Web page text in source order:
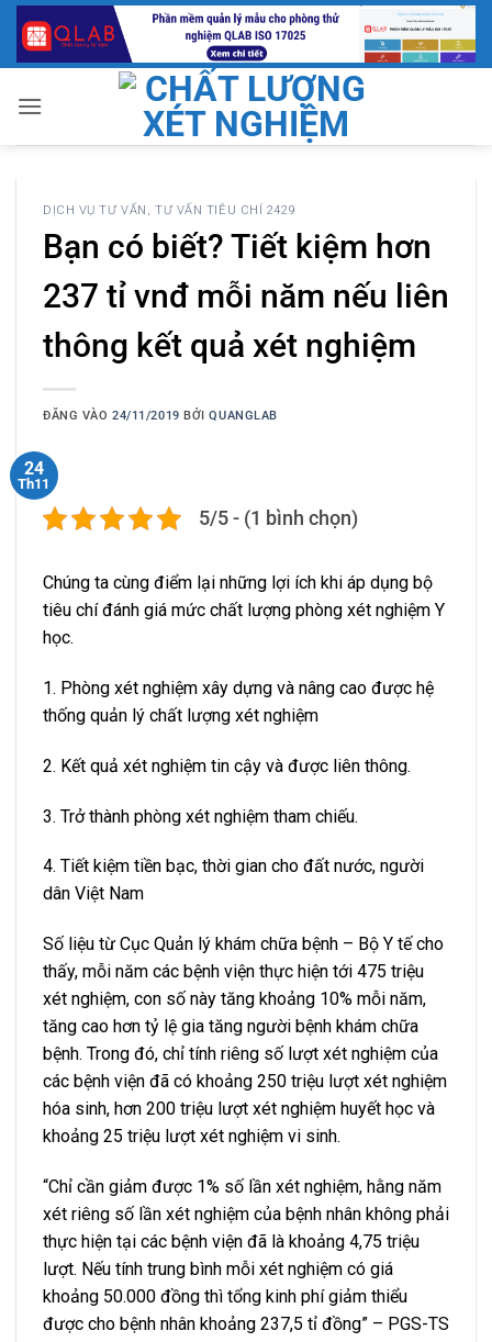
Bỏ
qua
nội
dung
DỊCH VỤ TƯ VẤN , TƯ VẤN TIÊU CHÍ 2429
Bạn có biết? Tiết kiệm hơn
237 tỉ vnđ mỗi năm nếu liên
thông kết quả xét nghiệm
ĐĂNG VÀO24/11/2019 BỞIQUANGLAB
24
Th11
5/5 - (1 bình chọn)
Chúng ta cùng điểm lại những lợi ích khi áp dụng bộ
tiêu chí đánh giá mức chất lượng phòng xét nghiệm Y
học.
1. Phòng xét nghiệm xây dựng và nâng cao được hệ
thống quản lý chất lượng xét nghiệm
2. Kết quả xét nghiệm tin cậy và được liên thông.
3. Trở thành phòng xét nghiệm tham chiếu.
4. Tiết kiệm tiền bạc, thời gian cho đất nước, người
dân Việt Nam
Số liệu từ Cục Quản lý khám chữa bệnh – Bộ Y tế cho
thấy, mỗi năm các bệnh viện thực hiện tới 475 triệu
xét nghiệm, con số này tăng khoảng 10% mỗi năm,
tăng cao hơn tỷ lệ gia tăng người bệnh khám chữa
bệnh. Trong đó, chỉ tính riêng số lượt xét nghiệm của
các bệnh viện đã có khoảng 250 triệu lượt xét nghiệm
hóa sinh, hơn 200 triệu lượt xét nghiệm huyết học và
khoảng 25 triệu lượt xét nghiệm vi sinh.
“Chỉ cần giảm được 1% số lần xét nghiệm, hằng năm
xét riêng số lần xét nghiệm của bệnh nhân không phải
thực hiện tại các bệnh viện đã là khoảng 4,75 triệu
lượt. Nếu tính trung bình mỗi xét nghiệm có giá
khoảng 50.000 đồng thì tổng kinh phí giảm thiểu
được cho bệnh nhân khoảng 237,5 tỉ đồng” – PGS-TS